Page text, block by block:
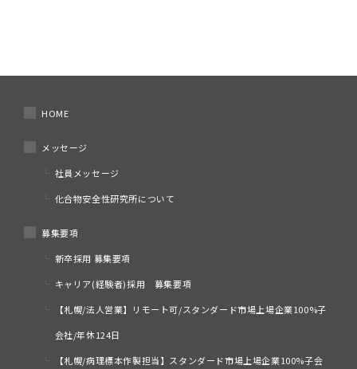
HOME
メッセージ
社員メッセージ
化合物安全性研究所について
募集要項
新卒採用 募集要項
キャリア(経験者)採用 募集要項
【札幌/法人営業】リモート可/スタンダード市場上場企業100%子
会社/年休124日
【札幌/病理標本作製担当】スタンダード市場上場企業100%子会